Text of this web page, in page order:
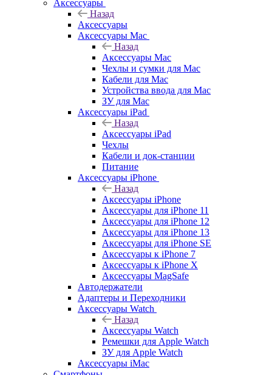
Аксессуары
Назад
Аксессуары
Аксессуары Mac
Назад
Аксессуары Mac
Чехлы и сумки для Mac
Кабели для Mac
Устройства ввода для Mac
ЗУ для Mac
Аксессуары iPad
Назад
Аксессуары iPad
Чехлы
Кабели и док-станции
Питание
Аксессуары iPhone
Назад
Аксессуары iPhone
Аксессуары для iPhone 11
Аксессуары для iPhone 12
Аксессуары для iPhone 13
Аксессуары для iPhone SE
Аксессуары к iPhone 7
Аксессуары к iPhone X
Аксессуары MagSafe
Автодержатели
Адаптеры и Переходники
Аксессуары Watch
Назад
Аксессуары Watch
Ремешки для Apple Watch
ЗУ для Apple Watch
Аксессуары iMac